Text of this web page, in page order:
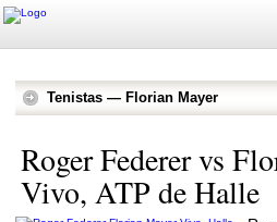
Tenistas — Florian Mayer
Roger Federer vs
Vivo, ATP de Halle